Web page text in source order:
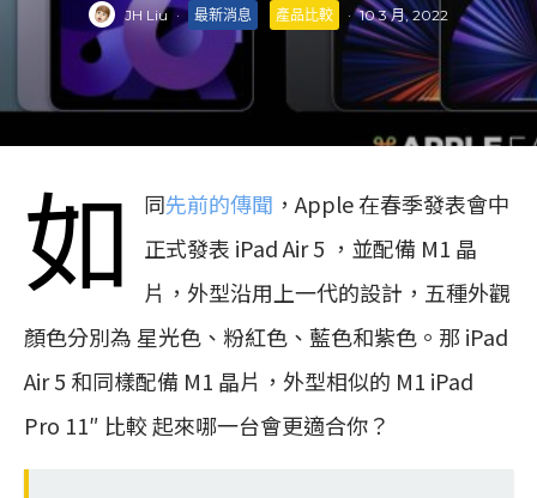
JH Liu · 最新消息 產品比較 · 10 3 月, 2022
如 同先前的傳聞 ，Apple 在春季發表會中
正式發表 iPad Air 5 ，並配備 M1 晶
片，外型沿用上一代的設計，五種外觀
顏色分別為 星光色、粉紅色、藍色和紫色。那 iPad
Air 5 和同樣配備 M1 晶片，外型相似的 M1 iPad
Pro 11″ 比較 起來哪一台會更適合你？